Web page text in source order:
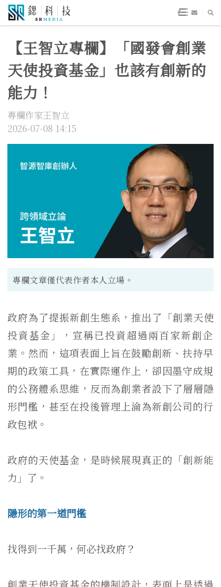
【王智立專欄】「國發會創業
天使投資基金」也該有創新的
能力！
專欄作家王智立
2026-07-08 14:15
專欄文章僅代表作者本人立場。
政府為了提振新創生態系，推出了「創業天使
投資基金」， 宣稱已投資超過兩百家新創企
業。然而，這項表面上旨在鼓勵創新、 扶持早
期的政策工具，在實際運作上， 卻因墨守成規
的公務體系思維，反而為創業者設下了層層隱
形門檻， 甚至在投後管理上淪為新創公司的行
政包袱。
政府的天使基金，是時候展現真正的「創新能
力」了。
隱形的第一道門檻
找得到一千萬，何必找政府？